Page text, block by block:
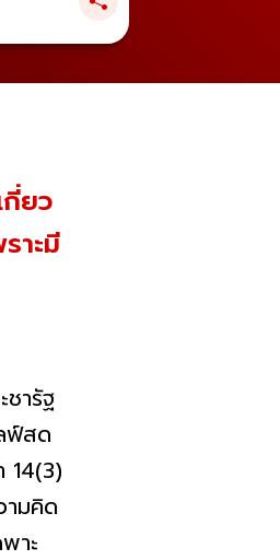
ยว
าะมี
ารัฐ
ฟ์สด
14(3)
ามคิด
าะ